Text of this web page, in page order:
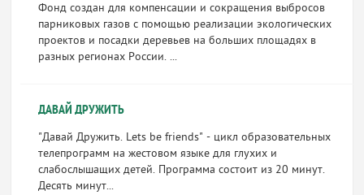
Фонд создан для компенсации и сокращения выбросов
парниковых газов с помощью реализации экологических
проектов и посадки деревьев на больших площадях в
разных регионах России. ...
ДАВАЙ ДРУЖИТЬ
"Давай Дружить. Lets be friends" - цикл образовательных
телепрограмм на жестовом языке для глухих и
слабослышащих детей. Программа состоит из 20 минут.
Десять минут...